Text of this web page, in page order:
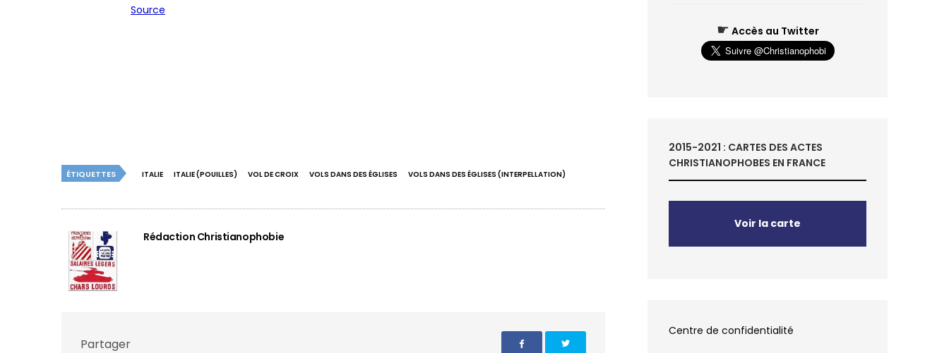
Source
ÉTIQUETTES ITALIE ITALIE (POUILLES) VOL DE CROIX VOLS DANS DES ÉGLISES VOLS DANS DES ÉGLISES (INTERPELLATION)
Rédaction Christianophobie
Partager
☛ Accès au Twitter
2015-2021 : CARTES DES ACTES
CHRISTIANOPHOBES EN FRANCE
Voir la carte
Centre de confidentialité